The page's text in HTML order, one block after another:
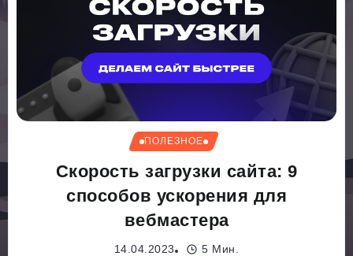
ПОЛЕЗНОЕ
Скорость загрузки сайта: 9
способов ускорения для
вебмастера
14.04.2023 5 Мин.